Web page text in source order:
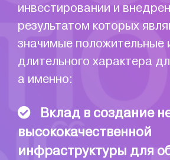
инвестировании и
результатом которых
значимые положительные
длительного характера
а именно:
Вклад в создание
высококачественной
инфраструктуры для